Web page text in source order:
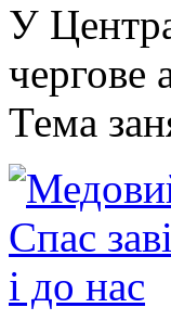
У
чергове
Тема